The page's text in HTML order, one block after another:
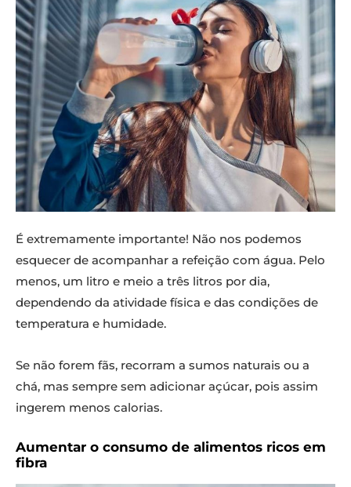
É extremamente importante! Não nos podemos
esquecer de acompanhar a refeição com água. Pelo
menos, um litro e meio a três litros por dia,
dependendo da atividade física e das condições de
temperatura e humidade.
Se não forem fãs, recorram a sumos naturais ou a
chá, mas sempre sem adicionar açúcar, pois assim
ingerem menos calorias.
Aumentar o consumo de alimentos ricos em
fibra